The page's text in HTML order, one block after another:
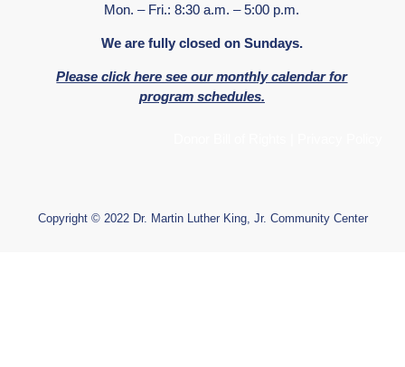
Mon. – Fri.: 8:30 a.m. – 5:00 p.m.
We are fully closed on Sundays.
Please click here see our monthly calendar for
program schedules.
Copyright © 2022 Dr. Martin Luther King, Jr. Community Center